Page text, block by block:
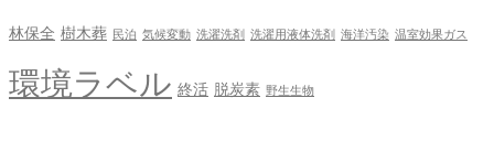
林保全 樹木葬 民泊 気候変動 洗濯洗剤 洗濯用液体洗剤 海洋汚染 温室効果ガス
環境ラベル 終活 脱炭素 野生生物